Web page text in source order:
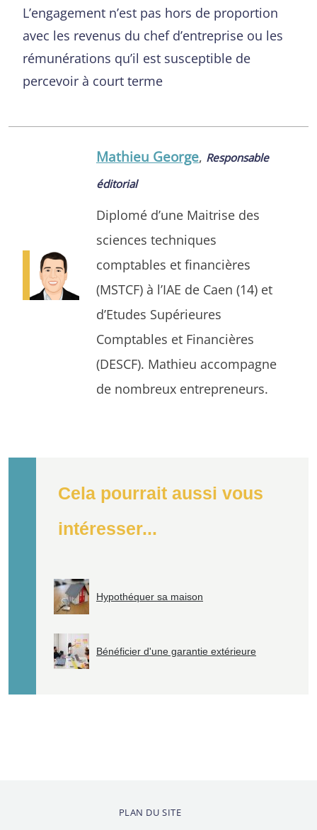
L’engagement n’est pas hors de proportion
avec les revenus du chef d’entreprise ou les
rémunérations qu’il est susceptible de
percevoir à court terme
Cela pourrait aussi vous
intéresser...
Hypothéquer sa maison
Bénéficier d'une garantie extérieure
Mathieu George, Responsable
éditorial
Diplomé d’une Maitrise des
sciences techniques
comptables et financières
(MSTCF) à l’IAE de Caen (14) et
d’Etudes Supérieures
Comptables et Financières
(DESCF). Mathieu accompagne
de nombreux entrepreneurs.
PLAN DU SITE